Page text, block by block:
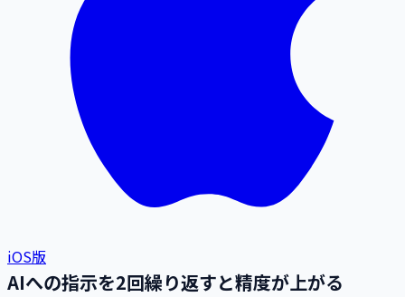
iOS版
AIへの指示を2回繰り返すと精度が上がる